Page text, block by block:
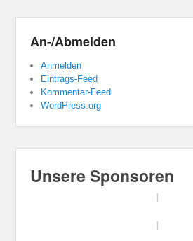
An-/Abmelden
Anmelden
Eintrags-Feed
Kommentar-Feed
WordPress.org
Unsere Sponsoren